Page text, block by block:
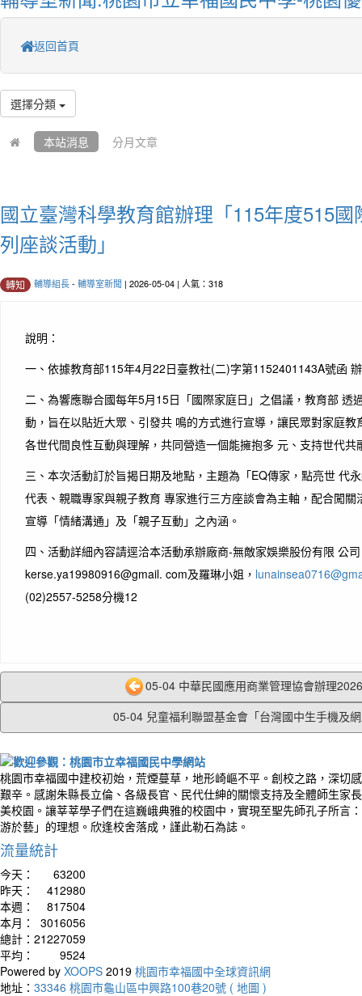
返回首頁
選擇分類
本站消息 分月文章
國立臺灣科學教育館辦理「115年度515
列座談活動」
轉知 輔導組長- 輔導室新聞 | 2026-05-04 | 人氣：318
說明：
一、依據教育部115年4月22日臺教社(二)字第1152401143A號函
二、為響應聯合國每年5月15日「國際家庭日」之倡議，教育部 透
動，旨在以貼近大眾、引發共 鳴的方式進行宣導，讓民眾對家庭教
各世代間良性互動與理解，共同營造一個能擁抱多 元、支持世代共
三、本次活動訂於旨揭日期及地點，主題為「EQ傳家，點亮世 代
代表、親職專家與親子教育 專家進行三方座談會為主軸，配合闖關
宣導「情緒溝通」及「親子互動」之內涵。
四、活動詳細內容請逕洽本活動承辦廠商-無敵家娛樂股份有限 公
kerse.ya19980916@gmail. com及羅琳小姐，
(02)2557-5258分機12
05-04 中華民國應用商業管理協會辦理
05-04 兒童福利聯盟基金會「台灣國中生手機及
桃園市幸福國中建校初始，荒煙蔓草，地形崎嶇不平。創校之路，深切
艱辛。感謝朱縣長立倫、各級長官、民代仕紳的關懷支持及全體師生家
美校園。讓莘莘學子們在這巍峨典雅的校園中，實現至聖先師孔子所言
游於藝」的理想。欣逢校舍落成，謹此勒石為誌。
流量統計
今天：
63200
昨天：
412980
本週：
817504
本月：
3016056
總計： 21227059
平均：
9524
Powered by XOOPS 2019 桃園市幸福國中全球資訊網
地址： 33346 桃園市龜山區中興路100巷20號 ( 地圖 )